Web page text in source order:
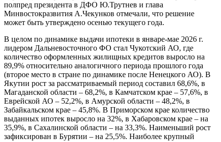
полпред президента в ДФО Ю.Трутнев и глава
Минвостокразвития А.Чекунков отмечали, что решение
может быть утверждено осенью текущего года.
В целом по динамике выдачи ипотеки в январе-мае 2026 г.
лидером Дальневосточного ФО стал Чукотский АО, где
количество оформленных жилищных кредитов выросло на
89,9% относительно аналогичного периода прошлого года
(второе место в стране по динамике после Ненецкого АО). В
Якутии рост за рассматриваемый период составил 68,6%, в
Магаданской области – 68,2%, в Камчатском крае – 57,6%, в
Еврейской АО – 52,2%, в Амурской области – 48,2%, в
Забайкальском крае – 45,8%. В Приморском крае количество
выданных ипотек выросло на 32%, в Хабаровском крае – на
35,9%, в Сахалинской области – на 33,3%. Наименьший рост
зафиксирован в Бурятии – на 25,5%. Наиболее крупный